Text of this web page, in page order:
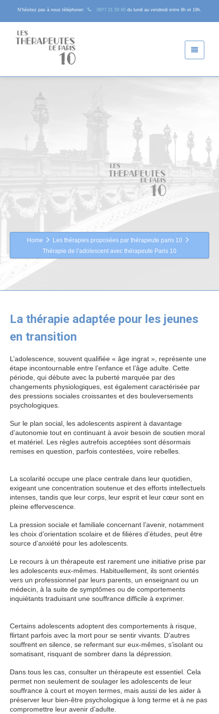
N’hésitez pas à nous téléphoner: 0977 21 50 60 du lundi au vendredi entre 8h et 19h.
Home
Les thérapies proposées par thérapeute paris 10
Thérapie de l’adolescent avec thérapeute Paris 10
La thérapie adaptée pour les jeunes
en transition
L’adolescence, souvent qualifiée « âge ingrat », représente une
étape incontournable entre l’enfance et l’âge adulte. Cette
période, qui débute avec la puberté marquée par des
changements physiologiques, est également caractérisée par
des pressions sociales croissantes et des bouleversements
psychologiques.
Sur le plan social, les adolescents aspirent à davantage
d’autonomie tout en continuant à avoir besoin de soutien moral
et matériel. Les règles autrefois acceptées sont désormais
remises en question, parfois contestées, voire rebelles.
La scolarité occupe une place centrale dans leur quotidien,
exigeant une concentration soutenue et des efforts intellectuels
intenses, tandis que leur corps, leur esprit et leur cœur sont en
pleine effervescence.
La pression sociale et familiale concernant l’avenir, notamment
les choix d’orientation scolaire et de filières d’études, peut être
source d’anxiété pour les adolescents.
Le recours à un thérapeute est rarement une initiative prise par
les adolescents eux-mêmes. Habituellement, ils sont orientés
vers un professionnel par leurs parents, un enseignant ou un
médecin, à la suite de symptômes ou de comportements
inquiétants traduisant une souffrance difficile à exprimer.
Certains adolescents adoptent des comportements à risque,
flirtant parfois avec la mort pour se sentir vivants. D’autres
souffrent en silence, se refermant sur eux-mêmes, s’isolant ou
somatisant, risquant de sombrer dans la dépression.
Dans tous les cas, consulter un thérapeute est essentiel. Cela
permet non seulement de soulager les adolescents de leur
souffrance à court et moyen termes, mais aussi de les aider à
préserver leur bien-être psychologique à long terme et à ne pas
compromettre leur avenir d’adulte.